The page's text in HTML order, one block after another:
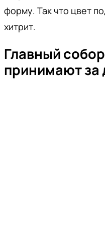
форму. Так что цвет
хитрит.
Главный
принимают за